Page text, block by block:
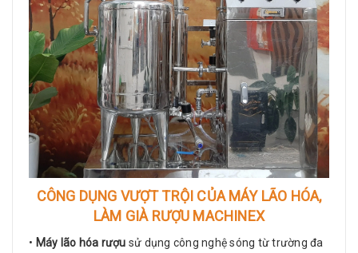
CÔNG DỤNG VƯỢT TRỘI CỦA MÁY LÃO HÓA,
LÀM GIÀ RƯỢU MACHINEX
• Máy lão hóa rượu sử dụng công nghệ sóng từ trường đa